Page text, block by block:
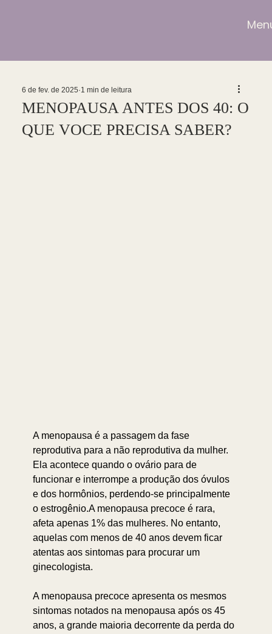
MENOPAUSA ANTES DOS 40: O
QUE VOCE PRECISA SABER?
6 de fev. de 2025 1 min de leitura
A menopausa é a passagem da fase
reprodutiva para a não reprodutiva da mulher.
Ela acontece quando o ovário para de
funcionar e interrompe a produção dos óvulos
e dos hormônios, perdendo-se principalmente
o estrogênio.⁣⁣A menopausa precoce é rara,
afeta apenas 1% das mulheres. No entanto,
aquelas com menos de 40 anos devem ficar
atentas aos sintomas para procurar um
ginecologista.⁣⁣
A menopausa precoce apresenta os mesmos
sintomas notados na menopausa após os 45
anos, a grande maioria decorrente da perda do